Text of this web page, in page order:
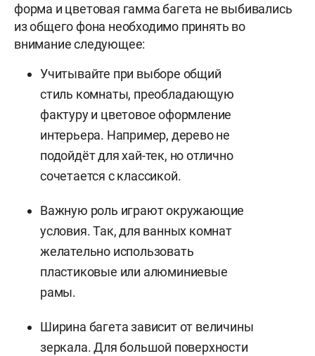
форма и цветовая гамма багета не выбивались
из общего фона необходимо принять во
внимание следующее:
Учитывайте при выборе общий
стиль комнаты, преобладающую
фактуру и цветовое оформление
интерьера. Например, дерево не
подойдёт для хай-тек, но отлично
сочетается с классикой.
Важную роль играют окружающие
условия. Так, для ванных комнат
желательно использовать
пластиковые или алюминиевые
рамы.
Ширина багета зависит от величины
зеркала. Для большой поверхности